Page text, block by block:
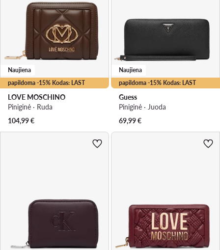
papildoma -15% Kodas: LAST
Naujiena
LOVE MOSCHINO
Piniginė · Ruda
104,99€
papildoma -15% Kodas: LAST
Naujiena
Guess
Piniginė · Juoda
69,99€